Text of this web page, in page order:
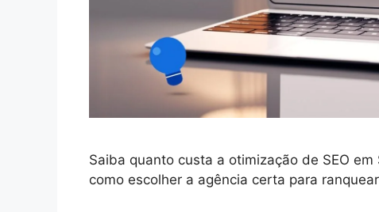
Saiba quanto custa a otimização de SEO
como escolher a agência certa para